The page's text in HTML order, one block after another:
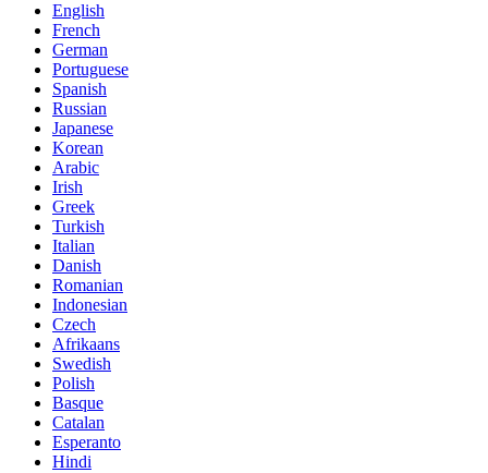
English
French
German
Portuguese
Spanish
Russian
Japanese
Korean
Arabic
Irish
Greek
Turkish
Italian
Danish
Romanian
Indonesian
Czech
Afrikaans
Swedish
Polish
Basque
Catalan
Esperanto
Hindi